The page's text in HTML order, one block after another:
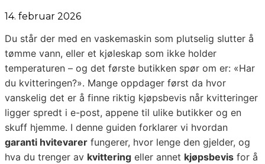
14. februar 2026
Du står der med en vaskemaskin som plutselig slutter å
tømme vann, eller et kjøleskap som ikke holder
temperaturen – og det første butikken spør om er: «Har
du kvitteringen?». Mange oppdager først da hvor
vanskelig det er å finne riktig kjøpsbevis når kvitteringer
ligger spredt i e-post, appene til ulike butikker og en
skuff hjemme. I denne guiden forklarer vi hvordan
garanti hvitevarer fungerer, hvor lenge den gjelder, og
hva du trenger av kvittering eller annet kjøpsbevis for å